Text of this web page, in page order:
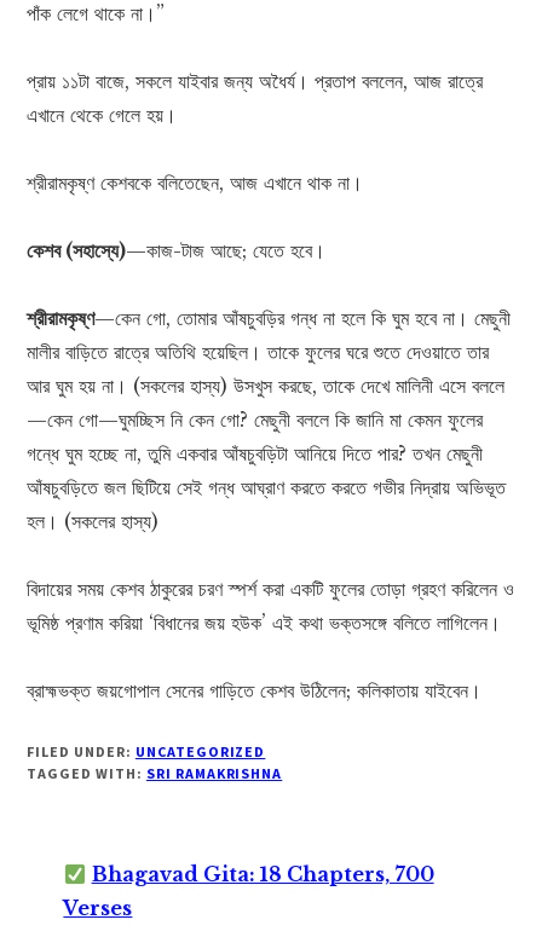
পাঁক লেগে থাকে না।”
প্রায় ১১টা বাজে, সকলে যাইবার জন্য অধৈর্য। প্রতাপ বললেন, আজ রাত্রে
এখানে থেকে গেলে হয়।
শ্রীরামকৃষ্ণ কেশবকে বলিতেছেন, আজ এখানে থাক না।
কেশব (সহাস্যে)—কাজ-টাজ আছে; যেতে হবে।
শ্রীরামকৃষ্ণ—কেন গো, তোমার আঁষচুবড়ির গন্ধ না হলে কি ঘুম হবে না। মেছুনী
মালীর বাড়িতে রাত্রে অতিথি হয়েছিল। তাকে ফুলের ঘরে শুতে দেওয়াতে তার
আর ঘুম হয় না। (সকলের হাস্য) উসখুস করছে, তাকে দেখে মালিনী এসে বললে
—কেন গো—ঘুমচ্ছিস নি কেন গো? মেছুনী বললে কি জানি মা কেমন ফুলের
গন্ধে ঘুম হচ্ছে না, তুমি একবার আঁষচুবড়িটা আনিয়ে দিতে পার? তখন মেছুনী
আঁষচুবড়িতে জল ছিটিয়ে সেই গন্ধ আঘ্রাণ করতে করতে গভীর নিদ্রায় অভিভূত
হল। (সকলের হাস্য)
বিদায়ের সময় কেশব ঠাকুরের চরণ স্পর্শ করা একটি ফুলের তোড়া গ্রহণ করিলেন ও
ভূমিষ্ঠ প্রণাম করিয়া ‘বিধানের জয় হউক’ এই কথা ভক্তসঙ্গে বলিতে লাগিলেন।
ব্রাহ্মভক্ত জয়গোপাল সেনের গাড়িতে কেশব উঠিলেন; কলিকাতায় যাইবেন।
FILED UNDER: UNCATEGORIZED
TAGGED WITH: SRI RAMAKRISHNA
Bhagavad Gita: 18 Chapters, 700
Verses